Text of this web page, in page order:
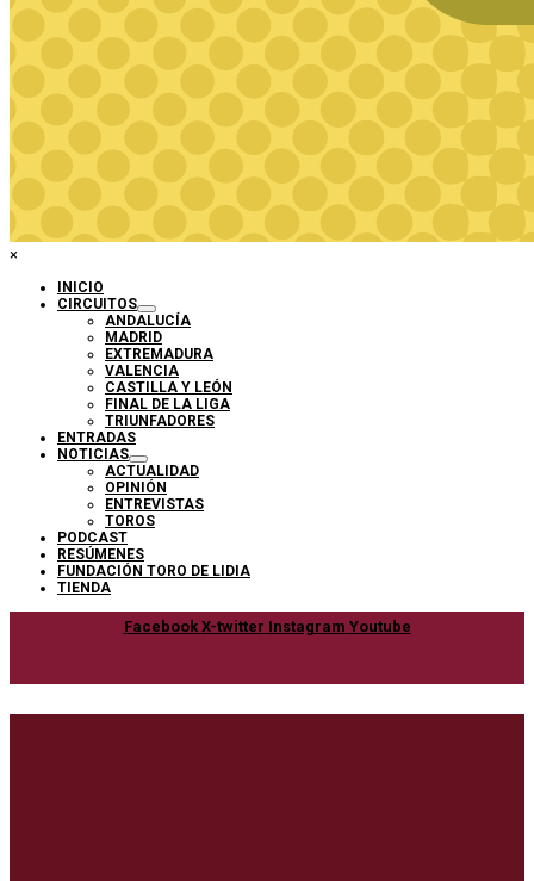
×
INICIO
CIRCUITOS
ANDALUCÍA
MADRID
EXTREMADURA
VALENCIA
CASTILLA Y LEÓN
FINAL DE LA LIGA
TRIUNFADORES
ENTRADAS
NOTICIAS
ACTUALIDAD
OPINIÓN
ENTREVISTAS
TOROS
PODCAST
RESÚMENES
FUNDACIÓN TORO DE LIDIA
TIENDA
Facebook X-twitter Instagram Youtube